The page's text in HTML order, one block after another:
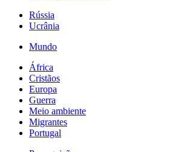
Rússia
Ucrânia
Mundo
África
Cristãos
Europa
Guerra
Meio ambiente
Migrantes
Portugal